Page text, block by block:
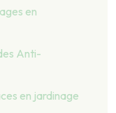
en
Anti-
en jardinage